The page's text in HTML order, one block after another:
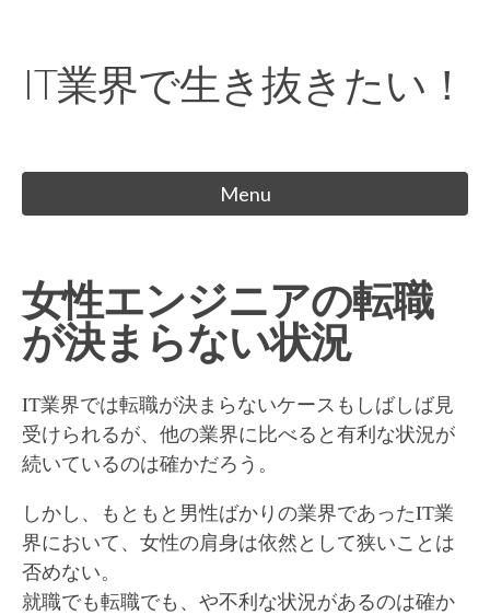
content
IT業界で生き抜きたい！
Menu
女性エンジニアの転職
が決まらない状況
IT業界では転職が決まらないケースもしばしば見
受けられるが、他の業界に比べると有利な状況が
続いているのは確かだろう。
しかし、もともと男性ばかりの業界であったIT業
界において、女性の肩身は依然として狭いことは
否めない。
就職でも転職でも、や不利な状況があるのは確か